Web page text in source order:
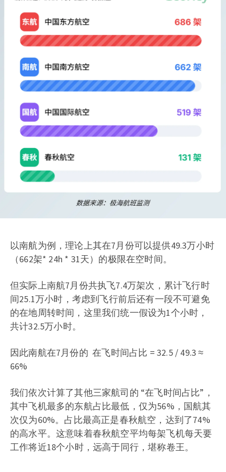
以南航为例，理论上其在7月份可以提供49.3万小时
（662架* 24h * 31天）的极限在空时间。
但实际上南航7月份共执飞7.4万架次，累计飞行时
间25.1万小时，考虑到飞行前后还有一段不可避免
的在地周转时间，这里我们统一假设为1个小时，
共计32.5万小时。
因此南航在7月份的 在飞时间占比 = 32.5 / 49.3 ≈
66%
我们依次计算了其他三家航司的 “在飞时间占比”，
其中飞机最多的东航占比最低，仅为56%，国航其
次仅为60%。占比最高正是春秋航空，达到了74%
的高水平。这意味着春秋航空平均每架飞机每天要
工作将近18个小时，远高于同行，堪称卷王。